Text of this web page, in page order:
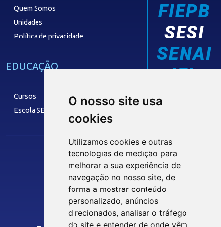
O nosso site usa
cookies
Utilizamos cookies e outras
tecnologias de medição para
melhorar a sua experiência de
navegação no nosso site, de
forma a mostrar conteúdo
personalizado, anúncios
direcionados, analisar o tráfego
do site e entender de onde vêm
Quem Somos
Unidades
Política de privacidade
EDUCAÇÃO
Cursos
Escola SESI
FIEPB
SESI
SENAI
IEL
Siga nossas Redes Sociais
INTRANET